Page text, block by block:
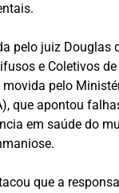
pelo juiz Douglas
e Coletivos
pelo
que apontou
em saúde do
que a